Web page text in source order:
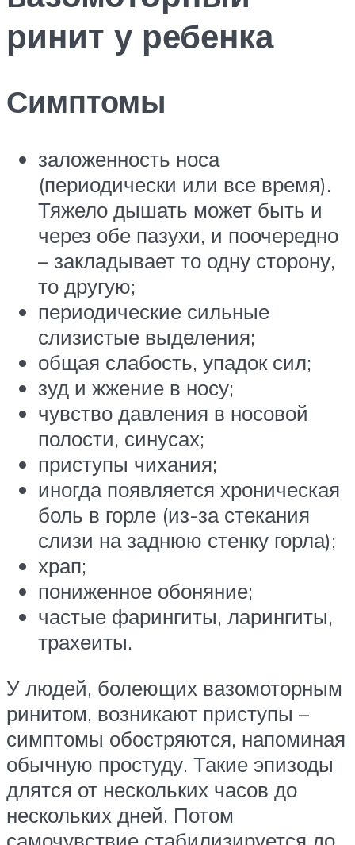
ринит у ребенка
Симптомы
заложенность носа
(периодически или все время).
Тяжело дышать может быть и
через обе пазухи, и поочередно
– закладывает то одну сторону,
то другую;
периодические сильные
слизистые выделения;
общая слабость, упадок сил;
зуд и жжение в носу;
чувство давления в носовой
полости, синусах;
приступы чихания;
иногда появляется хроническая
боль в горле (из-за стекания
слизи на заднюю стенку горла);
храп;
пониженное обоняние;
частые фарингиты, ларингиты,
трахеиты.
У людей, болеющих вазомоторным
ринитом, возникают приступы –
симптомы обостряются, напоминая
обычную простуду. Такие эпизоды
длятся от нескольких часов до
нескольких дней. Потом
самочувствие стабилизируется до